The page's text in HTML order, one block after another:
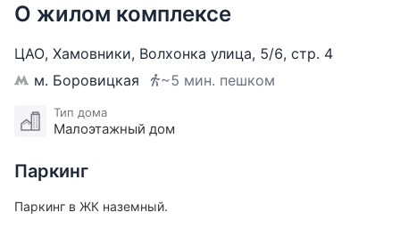
Дом после капитального ремонта. Без лифта
(концептуально рассматривается установка). В
настоящий момент подъезде идет ремонт (должен
быть закончен в мае-июне 2025 года).
Дом расположен в непосредственной близости от
Боровицкая 4 минуты пешком.
О жилом комплексе
ЦАО, Хамовники, Волхонка улица, 5/6, стр. 4
м. Боровицкая
~5 мин. пешком
Тип дома
Малоэтажный дом
Паркинг
Паркинг в ЖК наземный.